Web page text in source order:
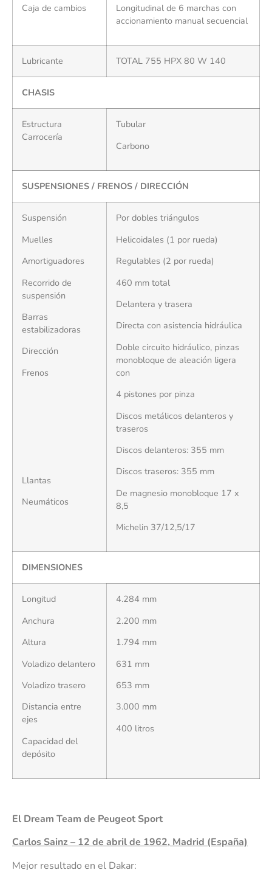
Caja de cambios
Longitudinal de 6 marchas con
accionamiento manual secuencial
Lubricante TOTAL 755 HPX 80 W 140
CHASIS
Estructura
Carrocería
Tubular
Carbono
SUSPENSIONES / FRENOS / DIRECCIÓN
Suspensión
Muelles
Amortiguadores
Recorrido de
suspensión
Barras
estabilizadoras
Dirección
Frenos
Llantas
Neumáticos
Por dobles triángulos
Helicoidales (1 por rueda)
Regulables (2 por rueda)
460 mm total
Delantera y trasera
Directa con asistencia hidráulica
Doble circuito hidráulico, pinzas
monobloque de aleación ligera
con
4 pistones por pinza
Discos metálicos delanteros y
traseros
Discos delanteros: 355 mm
Discos traseros: 355 mm
De magnesio monobloque 17 x
8,5
Michelin 37/12,5/17
DIMENSIONES
Longitud
Anchura
Altura
Voladizo delantero
Voladizo trasero
Distancia entre
ejes
Capacidad del
depósito
4.284 mm
2.200 mm
1.794 mm
631 mm
653 mm
3.000 mm
400 litros
El Dream Team de Peugeot Sport
Carlos Sainz – 12 de abril de 1962, Madrid (España)
Mejor resultado en el Dakar: